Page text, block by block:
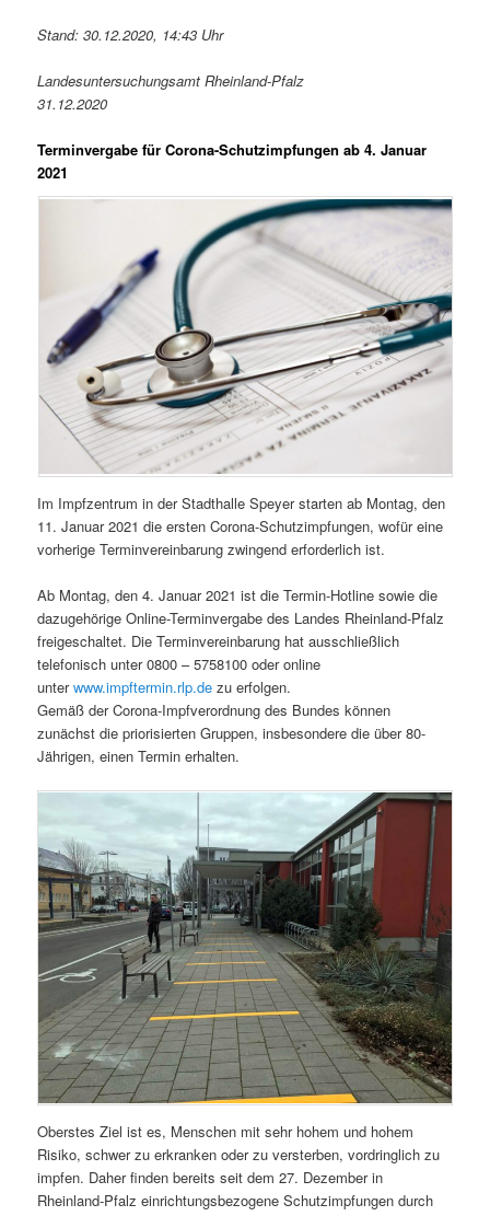
Stand: 30.12.2020, 14:43 Uhr
Landesuntersuchungsamt Rheinland-Pfalz
31.12.2020
Terminvergabe für Corona-Schutzimpfungen ab 4. Januar
2021
Im Impfzentrum in der Stadthalle Speyer starten ab Montag, den
11. Januar 2021 die ersten Corona-Schutzimpfungen, wofür eine
vorherige Terminvereinbarung zwingend erforderlich ist.
Ab Montag, den 4. Januar 2021 ist die Termin-Hotline sowie die
dazugehörige Online-Terminvergabe des Landes Rheinland-Pfalz
freigeschaltet. Die Terminvereinbarung hat ausschließlich
telefonisch unter 0800 – 5758100 oder online
unterwww.impftermin.rlp.de zu erfolgen.
Gemäß der Corona-Impfverordnung des Bundes können
zunächst die priorisierten Gruppen, insbesondere die über 80-
Jährigen, einen Termin erhalten.
Oberstes Ziel ist es, Menschen mit sehr hohem und hohem
Risiko, schwer zu erkranken oder zu versterben, vordringlich zu
impfen. Daher finden bereits seit dem 27. Dezember in
Rheinland-Pfalz einrichtungsbezogene Schutzimpfungen durch